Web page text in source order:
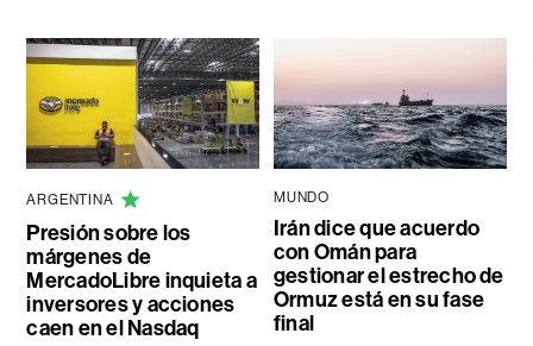
ARGENTINA
Presión sobre los
márgenes de
MercadoLibre inquieta a
inversores y acciones
caen en el Nasdaq
MUNDO
Irán dice que acuerdo
con Omán para
gestionar el estrecho de
Ormuz está en su fase
final